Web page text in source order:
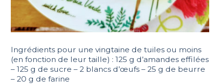
Ingrédients pour une vingtaine de tuiles ou moins
(en fonction de leur taille) : 125 g d’amandes effilées
– 125 g de sucre – 2 blancs d’œufs – 25 g de beurre
– 20 g de farine